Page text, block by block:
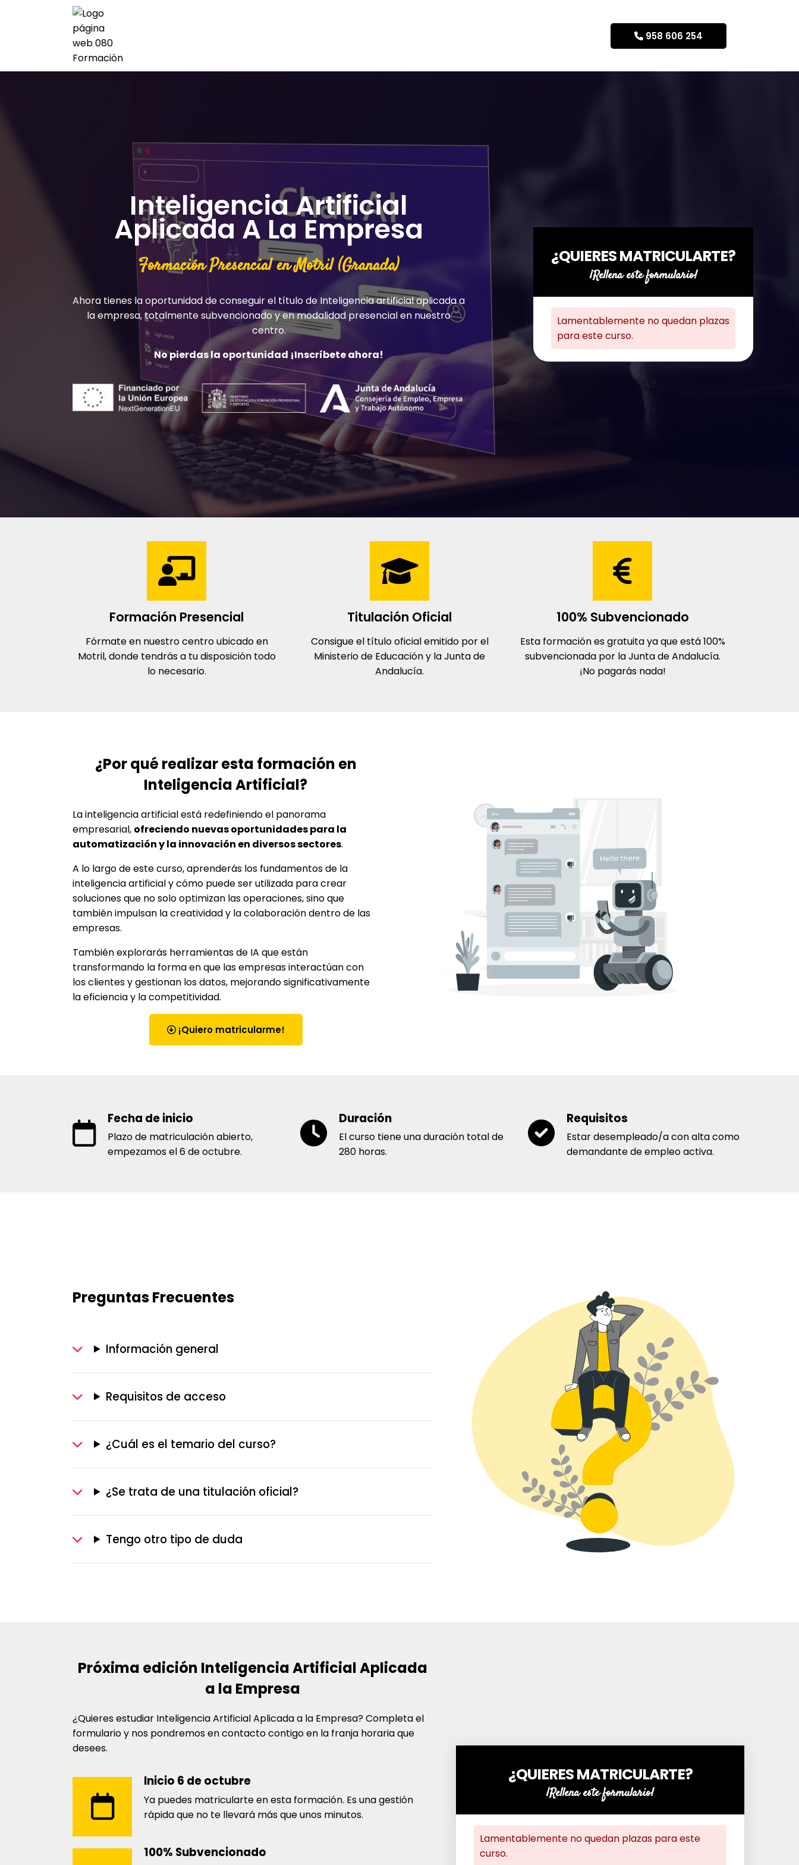
958 606 254
Inteligencia Artificial
Aplicada A La Empresa
Formación Presencial en Motril (Granada)
Ahora tienes la oportunidad de conseguir el título de Inteligencia artificial aplicada a
la empresa, totalmente subvencionado y en modalidad presencial en nuestro
centro.
No pierdas la oportunidad ¡Inscríbete ahora!
¿QUIERES MATRICULARTE?
¡Rellena este formulario!
Lamentablemente no quedan plazas
para este curso.
Formación Presencial
Fórmate en nuestro centro ubicado en
Motril, donde tendrás a tu disposición todo
lo necesario.
Titulación Oficial
Consigue el título oficial emitido por el
Ministerio de Educación y la Junta de
Andalucía.
100% Subvencionado
Esta formación es gratuita ya que está 100%
subvencionada por la Junta de Andalucía.
¡No pagarás nada!
¿Por qué realizar esta formación en
Inteligencia Artificial?
La inteligencia artificial está redefiniendo el panorama
empresarial, ofreciendo nuevas oportunidades para la
automatización y la innovación en diversos sectores.
A lo largo de este curso, aprenderás los fundamentos de la
inteligencia artificial y cómo puede ser utilizada para crear
soluciones que no solo optimizan las operaciones, sino que
también impulsan la creatividad y la colaboración dentro de las
empresas.
También explorarás herramientas de IA que están
transformando la forma en que las empresas interactúan con
los clientes y gestionan los datos, mejorando significativamente
la eficiencia y la competitividad.
¡Quiero matricularme!
Fecha de inicio
Plazo de matriculación abierto,
empezamos el 6 de octubre.
Duración
El curso tiene una duración total de
280 horas.
Requisitos
Estar desempleado/a con alta como
demandante de empleo activa.
Preguntas Frecuentes
Información general
Requisitos de acceso
¿Cuál es el temario del curso?
¿Se trata de una titulación oficial?
Tengo otro tipo de duda
Próxima edición Inteligencia Artificial Aplicada
a la Empresa
¿Quieres estudiar Inteligencia Artificial Aplicada a la Empresa? Completa el
formulario y nos pondremos en contacto contigo en la franja horaria que
desees.
Inicio 6 de octubre
Ya puedes matricularte en esta formación. Es una gestión
rápida que no te llevará más que unos minutos.
100% Subvencionado
¿QUIERES MATRICULARTE?
¡Rellena este formulario!
Lamentablemente no quedan plazas para este
curso.